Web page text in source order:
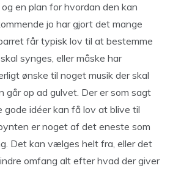
en plan for hvordan den kan
jo har gjort det mange
får typisk lov til at bestemme
synges, eller måske har
ønske til noget musik der skal
går op ad gulvet. Der er som sagt
gode idéer kan få lov at blive til
er noget af det eneste som
Det kan vælges helt fra, eller det
omfang alt efter hvad der giver